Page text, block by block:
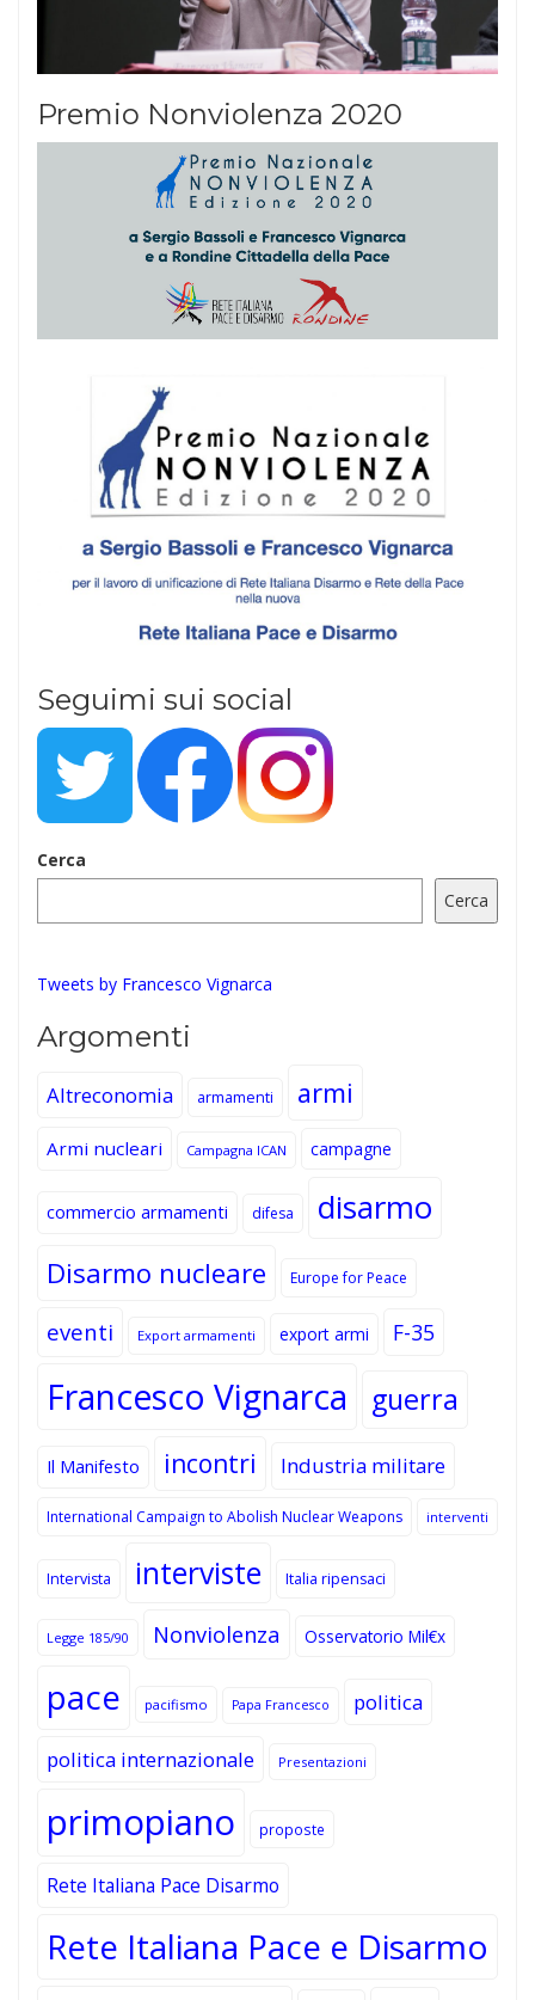
Premio Nonviolenza 2020
Seguimi sui social
Cerca
Cerca
Tweets by Francesco Vignarca
Argomenti
Altreconomia armamenti armi
Armi nucleari Campagna ICAN campagne
commercio armamenti difesa disarmo
Disarmo nucleare Europe for Peace
eventi Export armamenti export armi F-35
Francesco Vignarca guerra
Il Manifesto incontri Industria militare
International Campaign to Abolish Nuclear Weapons interventi
Intervista interviste Italia ripensaci
Legge 185/90 Nonviolenza Osservatorio Mil€x
pace pacifismo Papa Francesco politica
politica internazionale Presentazioni
primopiano proposte
Rete Italiana Pace Disarmo
Rete Italiana Pace e Disarmo